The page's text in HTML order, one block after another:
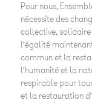
Pour nous,
nécessite des
collective,
l’égalité
commun et la
l’humanité et la
respirable pour
et la restauration